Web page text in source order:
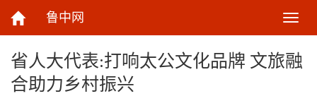
鲁中网
切
换
航
省人大代表:打响太公文化品牌 文旅融
合助力乡村振兴